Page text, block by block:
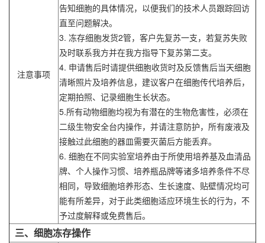
注意事项
告知细胞的具体情况，以便我们的技术人员跟踪回访
直至问题解决。
3. 冻存细胞发货2管，客户先复苏一支，若复苏失败
及时联系我方并在我方指导下复苏第二支。
4. 申请售后时请提供细胞收货时及反馈售后当天细胞
清晰照片及培养信息，建议客户在细胞传代培养后，
定期拍照、记录细胞生长状态。
5.所有动物细胞均视为有潜在的生物危害性，必须在
二级生物安全台内操作，并请注意防护，所有废液及
接触过此细胞的器皿需要灭菌后方能丢弃。
6. 细胞在不同实验室培养由于所使用培养基及血清品
牌、个人操作习惯、培养瓶品牌等诸多培养条件不尽
相同，导致细胞培养形态、生长速度、贴壁情况均可
能有所差异，对于此类细胞适应环境生长的行为，不
予过度解释或免费售后。
三、细胞冻存操作